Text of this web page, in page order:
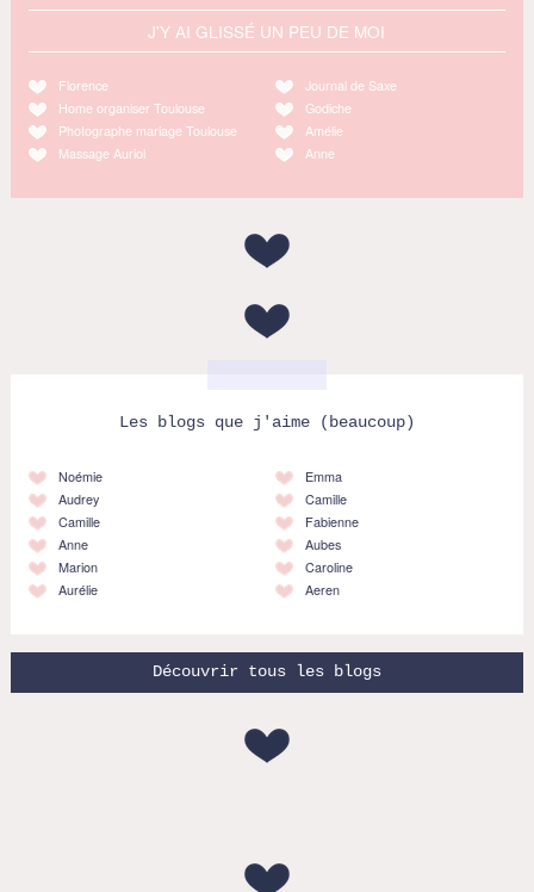
J'Y AI GLISSÉ UN PEU DE MOI
Florence
Home organiser Toulouse
Photographe mariage Toulouse
Massage Auriol
Journal de Saxe
Godiche
Amélie
Anne
Les blogs que j'aime (beaucoup)
Noémie
Audrey
Camille
Anne
Marion
Aurélie
Emma
Camille
Fabienne
Aubes
Caroline
Aeren
Découvrir tous les blogs